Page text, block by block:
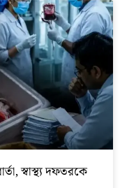
স্বাস্থ্য দফতরকে